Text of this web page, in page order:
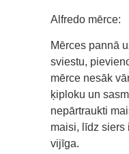
Alfredo mērce:
Mērces pannā
sviestu,
mērce nesāk
ķiploku un
nepārtraukti
maisi, līdz siers
vijīga.